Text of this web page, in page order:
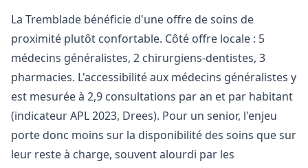
La Tremblade bénéficie d'une offre de soins de
proximité plutôt confortable. Côté offre locale : 5
médecins généralistes, 2 chirurgiens-dentistes, 3
pharmacies. L'accessibilité aux médecins généralistes y
est mesurée à 2,9 consultations par an et par habitant
(indicateur APL 2023, Drees). Pour un senior, l'enjeu
porte donc moins sur la disponibilité des soins que sur
leur reste à charge, souvent alourdi par les